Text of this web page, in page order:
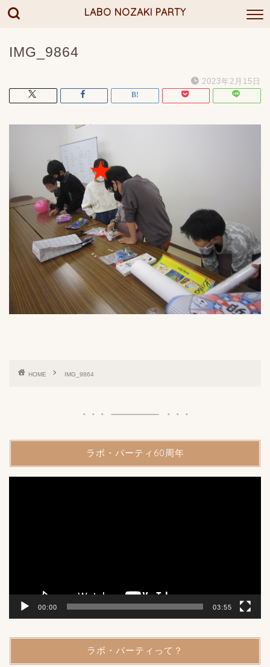
LABO NOZAKI PARTY
IMG_9864
2023年2月15日
HOME IMG_9864
ラボ・パーティ60周年
00:00 03:55
ラボ・パーティって？